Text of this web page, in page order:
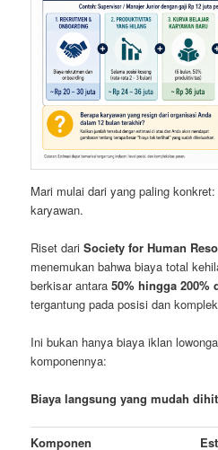
Mari mulai dari yang paling
karyawan.
Riset dariSociety for Human
menemukan bahwa biaya total
berkisar antara50% hingga 200%
tergantung pada posisi dan
Ini bukan hanya biaya iklan
komponennya:
Biaya langsung yang mudah
Komponen